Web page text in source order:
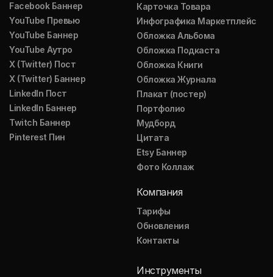
Facebook Баннер
YouTube Превью
YouTube Баннер
YouTube Аутро
X (Twitter) Пост
X (Twitter) Баннер
LinkedIn Пост
LinkedIn Баннер
Twitch Баннер
Pinterest Пин
Карточка Товара
Инфографика Маркетплейс
Обложка Альбома
Обложка Подкаста
Обложка Книги
Обложка Журнала
Плакат (постер)
Портфолио
Мудборд
Цитата
Etsy Баннер
Фото Коллаж
Компания
Тарифы
Обновления
Контакты
Инструменты